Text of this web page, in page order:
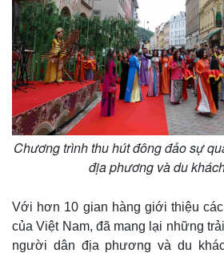
Chương trình thu hút đông đảo sự
địa phương và du
Với hơn 10 gian hàng giới thiệu
của Việt Nam, đã mang lại những
người dân địa phương và du